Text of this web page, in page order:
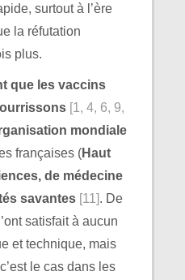
surtout à l’ère
la réfutation
plus.
que les vaccins
[1, 4, 6, 9,
mondiale
françaises (Haut
de médecine
savantes [11]. De
satisfait à aucun
et technique, mais
le cas dans les